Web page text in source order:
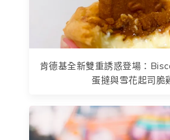
肯德基全新雙重誘惑登場：
蛋撻與雪花起司脆